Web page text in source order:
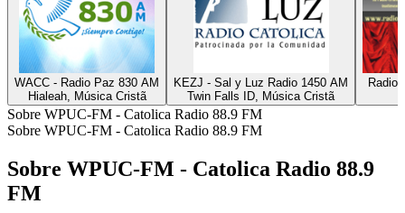
WACC - Radio Paz 830 AM
Hialeah, Música Cristã
KEZJ - Sal y Luz Radio 1450 AM
Twin Falls ID, Música Cristã
Radio
Sobre WPUC-FM - Catolica Radio 88.9 FM
Sobre WPUC-FM - Catolica Radio 88.9 FM
Sobre WPUC-FM - Catolica Radio 88.9
FM